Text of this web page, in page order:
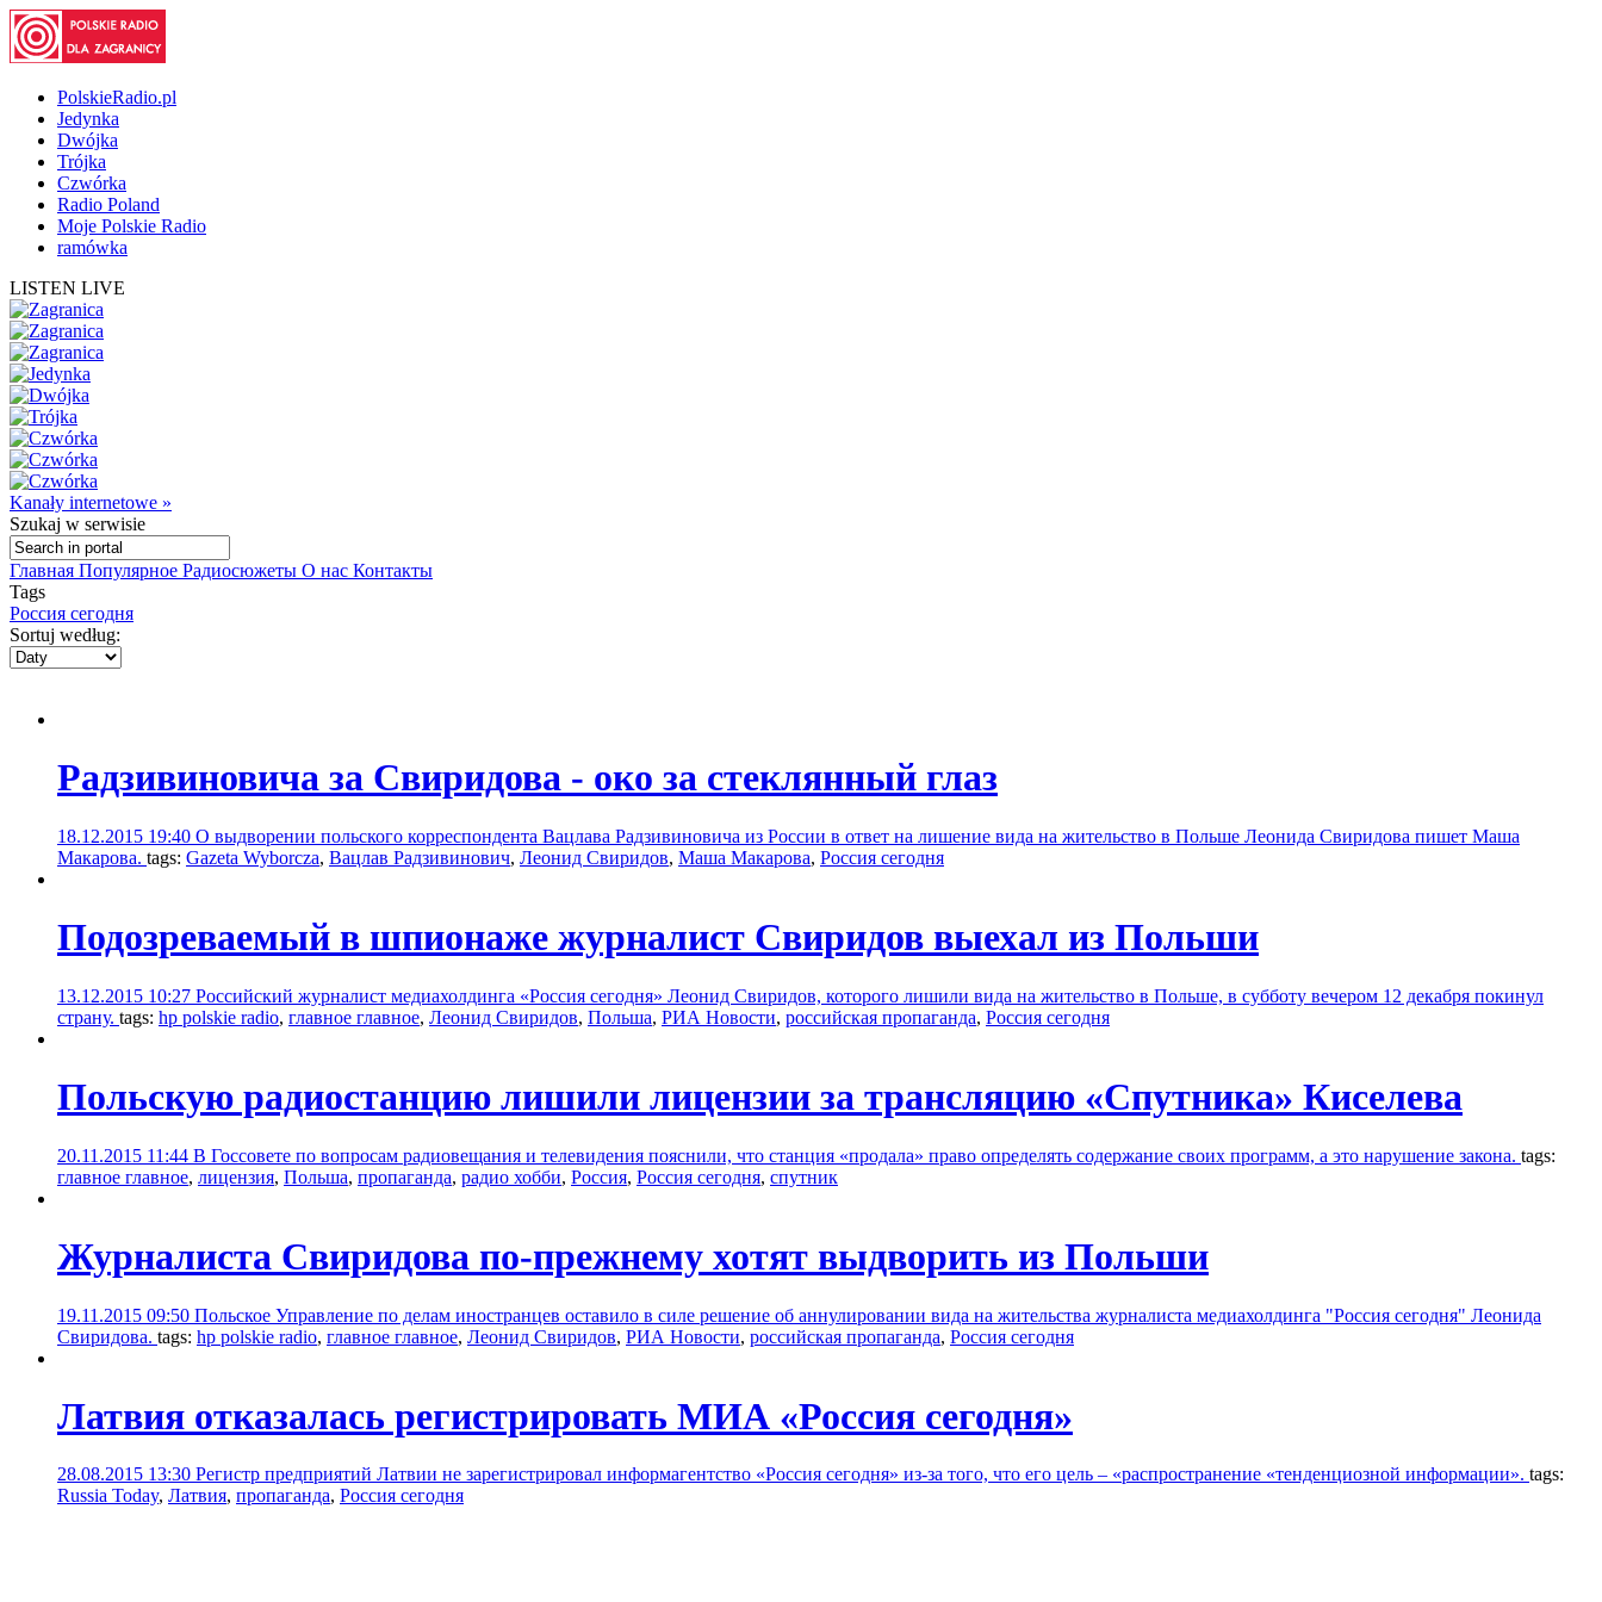
PolskieRadio.pl
Jedynka
Dwójka
Trójka
Czwórka
Radio Poland
Moje Polskie Radio
ramówka
LISTEN LIVE
Kanały internetowe »
Szukaj w serwisie
Главная Популярное Радиосюжеты О нас Контакты
Tags
Россия сегодня
Sortuj według:
Радзивиновича за Свиридова - око за стеклянный глаз
18.12.2015 19:40 О выдворении польского корреспондента Вацлава Радзивиновича из России в ответ на лишение вида на жительство в Польше Леонида Свиридова пишет Маша
Макарова. tags: Gazeta Wyborcza, Вацлав Радзивинович, Леонид Свиридов, Маша Макарова, Россия сегодня
Подозреваемый в шпионаже журналист Свиридов выехал из Польши
13.12.2015 10:27 Российский журналист медиахолдинга «Россия сегодня» Леонид Свиридов, которого лишили вида на жительство в Польше, в субботу вечером 12 декабря покинул
страну. tags: hp polskie radio, главное главное, Леонид Свиридов, Польша, РИА Новости, российская пропаганда, Россия сегодня
Польскую радиостанцию лишили лицензии за трансляцию «Спутника» Киселева
20.11.2015 11:44 В Госсовете по вопросам радиовещания и телевидения пояснили, что станция «продала» право определять содержание своих программ, а это нарушение закона. tags:
главное главное, лицензия, Польша, пропаганда, радио хобби, Россия, Россия сегодня, спутник
Журналиста Свиридова по-прежнему хотят выдворить из Польши
19.11.2015 09:50 Польское Управление по делам иностранцев оставило в силе решение об аннулировании вида на жительства журналиста медиахолдинга "Россия сегодня" Леонида
Свиридова. tags: hp polskie radio, главное главное, Леонид Свиридов, РИА Новости, российская пропаганда, Россия сегодня
Латвия отказалась регистрировать МИА «Россия сегодня»
28.08.2015 13:30 Регистр предприятий Латвии не зарегистрировал информагентство «Россия сегодня» из-за того, что его цель – «распространение «тенденциозной информации». tags:
Russia Today, Латвия, пропаганда, Россия сегодня